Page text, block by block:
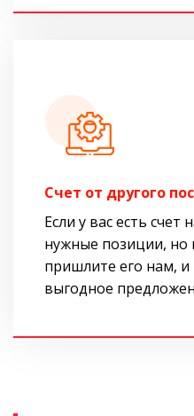
Cчет от другого
Если у вас есть
нужные позиции, но
пришлите его нам,
выгодное